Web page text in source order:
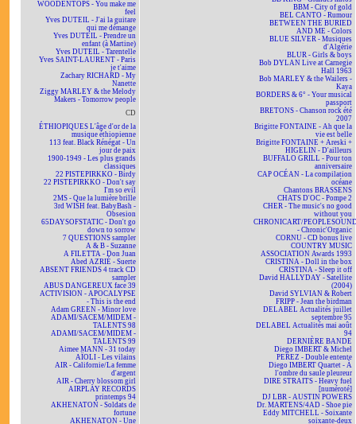
WOODENTOPS - You make me
feel
Yves DUTEIL - J'ai la guitare
qui me démange
Yves DUTEIL - Prendre un
enfant (à Martine)
Yves DUTEIL - Tarentelle
Yves SAINT-LAURENT - Paris
je t'aime
Zachary RICHARD - My
Nanette
Ziggy MARLEY & the Melody
Makers - Tomorrow people
CD
ÉTHIOPIQUES L'âge d'or de la
musique éthiopienne
113 feat. Black Rénégat - Un
jour de paix
1900-1949 - Les plus grands
classiques
22 PISTEPIRKKO - Birdy
22 PISTEPIRKKO - Don't say
I'm so evil
2MS - Que la lumière brille
3rd WISH feat. BabyBash -
Obsesion
65DAYSOFSTATIC - Don't go
down to sorrow
7 QUESTIONS sampler
A & B - Suzanne
A FILETTA - Don Juan
Abed AZRIÉ - Suerte
ABSENT FRIENDS 4 track CD
sampler
ABUS DANGEREUX face 39
ACTIVISION - APOCALYPSE
- This is the end
Adam GREEN - Minor love
ADAMI/SACEM/MIDEM -
TALENTS 98
ADAMI/SACEM/MIDEM -
TALENTS 99
Aimee MANN - 31 today
AÏOLI - Les vilains
AIR - Californie/La femme
d'argent
AIR - Cherry blossom girl
AIRPLAY RECORDS
printemps 94
AKHENATON - Soldats de
fortune
AKHENATON - Une
BBM - City of gold
BEL CANTO - Rumour
BETWEEN THE BURIED
AND ME - Colors
BLUE SILVER - Musiques
d'Algérie
BLUR - Girls & boys
Bob DYLAN Live at Carnegie
Hall 1963
Bob MARLEY & the Wailers -
Kaya
BORDERS & 6° - Your musical
passport
BRETONS - Chanson rock été
2007
Brigitte FONTAINE - Ah que la
vie est belle
Brigitte FONTAINE + Areski +
HIGELIN - D'ailleurs
BUFFALO GRILL - Pour ton
anniversaire
CAP OCÉAN - La compilation
océane
Chantons BRASSENS
CHATS D'OC - Pompe 2
CHER - The music's no good
without you
CHRONICART/
- Chronic'Organic
CORNU - CD bonus live
COUNTRY MUSIC
ASSOCIATION Awards 1993
CRISTINA - Doll in the box
CRISTINA - Sleep it off
David HALLYDAY - Satellite
(2004)
David SYLVIAN & Robert
FRIPP - Jean the birdman
DELABEL Actualités juillet
septembre 95
DELABEL Actualités mai août
94
DERNIÈRE BANDE
Diego IMBERT & Michel
PEREZ - Double entente
Diego IMBERT Quartet - À
l'ombre du saule pleureur
DIRE STRAITS - Heavy fuel
[numéroté]
DJ LBR - AUSTIN POWERS
Dr. MARTENS/4AD - Shoe pie
Eddy MITCHELL - Soixante
soixante-deux